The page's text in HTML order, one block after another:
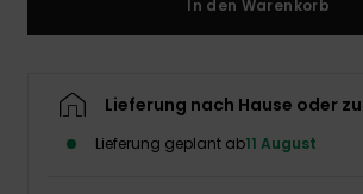
In den Warenkorb
Lieferung nach Hause oder
Lieferung geplant ab11 August